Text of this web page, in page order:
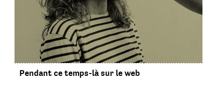
Pendant ce temps-là sur le web